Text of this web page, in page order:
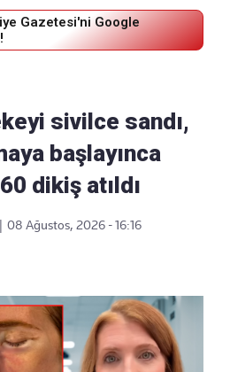
Gazetesi'ni Google
sivilce sandı,
başlayınca
dikiş atıldı
08 Ağustos, 2026 - 16:16